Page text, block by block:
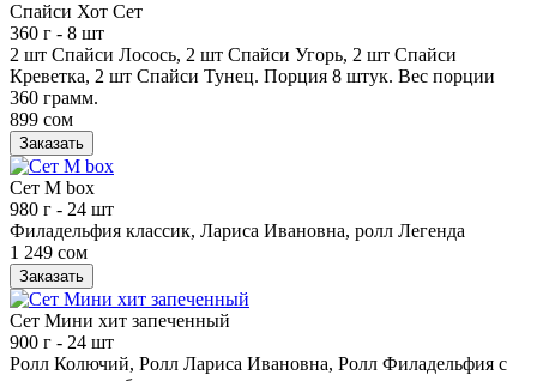
Спайси Хот Сет
360 г - 8 шт
2 шт Спайси Лосось, 2 шт Спайси Угорь, 2 шт Спайси
Креветка, 2 шт Спайси Тунец. Порция 8 штук. Вес порции
360 грамм.
899 сом
Заказать
Сет М box
980 г - 24 шт
Филадельфия классик, Лариса Ивановна, ролл Легенда
1 249 сом
Заказать
Сет Мини хит запеченный
900 г - 24 шт
Ролл Колючий, Ролл Лариса Ивановна, Ролл Филадельфия с